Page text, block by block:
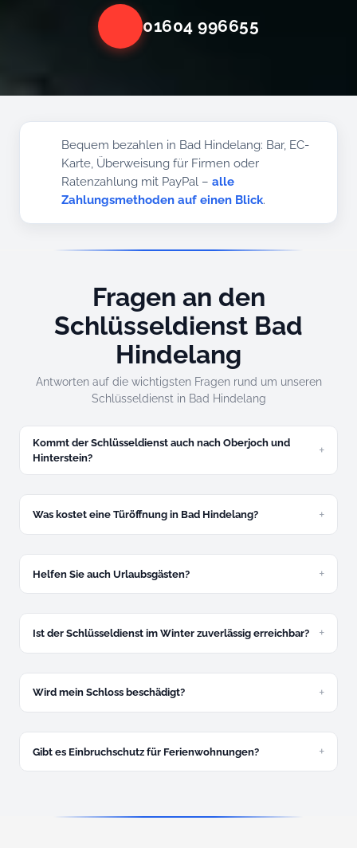
01604 996655
Bequem bezahlen in Bad Hindelang: Bar, EC-
Karte, Überweisung für Firmen oder
Ratenzahlung mit PayPal –alle
Zahlungsmethoden auf einen Blick.
Fragen an den
Schlüsseldienst Bad
Hindelang
Antworten auf die wichtigsten Fragen rund um unseren
Schlüsseldienst in Bad Hindelang
Kommt der Schlüsseldienst auch nach Oberjoch und
Hinterstein?
Oberjoch, Hinterstein, Unterjoch, Bad Oberdorf und
Gailenberg. Die Anfahrt kann im Winter etwas länger
Was kostet eine Türöffnung in Bad Hindelang?
am Telefon, bevor wir losfahren.
Helfen Sie auch Urlaubsgästen?
oder die Nummer des Vermieters bereit.
Ist der Schlüsseldienst im Winter zuverlässig erreichbar?
und Eis. In Oberjoch und Hinterstein kalkulieren wir im
Winter etwas mehr Anfahrtszeit ein.
Wird mein Schloss beschädigt?
Spezialwerkzeug.
Gibt es Einbruchschutz für Ferienwohnungen?